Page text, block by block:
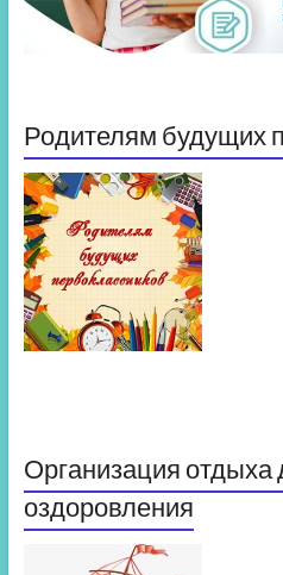
Родителям будущих
Организация отдыха
оздоровления